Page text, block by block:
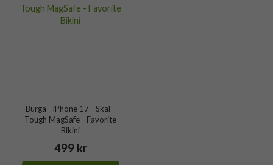
Burga - iPhone 17 - Skal -
Tough MagSafe - Favorite
Bikini
499 kr